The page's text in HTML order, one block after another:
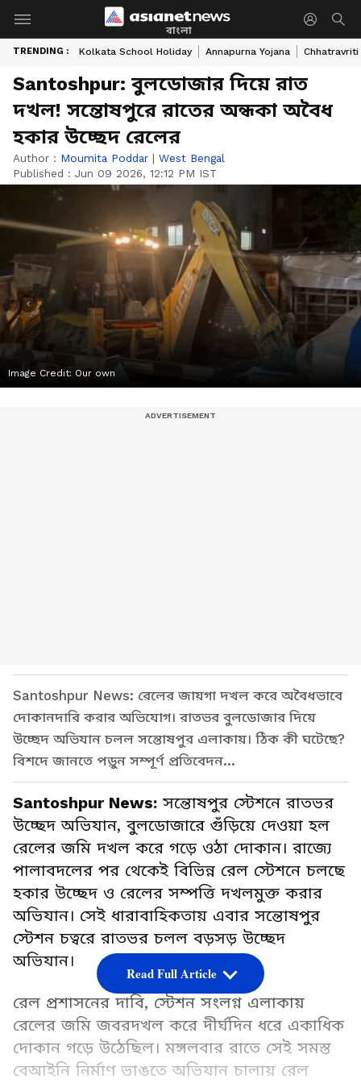
বাংলা
TRENDING : Kolkata School Holiday Annapurna Yojana Chhatravriti
Santoshpur: বুলডোজার দিয়ে রাত
দখল! সন্তোষপুরে রাতের অন্ধকা অবৈধ
হকার উচ্ছেদ রেলের
Author : Moumita Poddar | West Bengal
Published : Jun 09 2026, 12:12 PM IST
Image Credit: Our own
Santoshpur News: রেলের জায়গা দখল করে অবৈধভাবে
দোকানদারি করার অভিযোগ। রাতভর বুলডোজার দিয়ে
উচ্ছেদ অভিযান চলল সন্তোষপুর এলাকায়। ঠিক কী ঘটেছে?
বিশদে জানতে পড়ুন সম্পূর্ণ প্রতিবেদন…
Santoshpur News: সন্তোষপুর স্টেশনে রাতভর
উচ্ছেদ অভিযান, বুলডোজারে গুঁড়িয়ে দেওয়া হল
রেলের জমি দখল করে গড়ে ওঠা দোকান। রাজ্যে
পালাবদলের পর থেকেই বিভিন্ন রেল স্টেশনে চলছে
হকার উচ্ছেদ ও রেলের সম্পত্তি দখলমুক্ত করার
অভিযান। সেই ধারাবাহিকতায় এবার সন্তোষপুর
স্টেশন চত্বরে রাতভর চলল বড়সড় উচ্ছেদ
অভিযান।
রেল প্রশাসনের দাবি, স্টেশন সংলগ্ন এলাকায়
রেলের জমি জবরদখল করে দীর্ঘদিন ধরে একাধিক
দোকান গড়ে উঠেছিল। মঙ্গলবার রাতে সেই সমস্ত
বেআইনি নির্মাণ ভাঙতে অভিযান চালায় রেল
Read Full Article